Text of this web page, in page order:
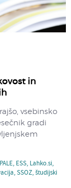
in
vsebinsko
gradi
, ESS, Lahko.si,
,SSOZ,študijski